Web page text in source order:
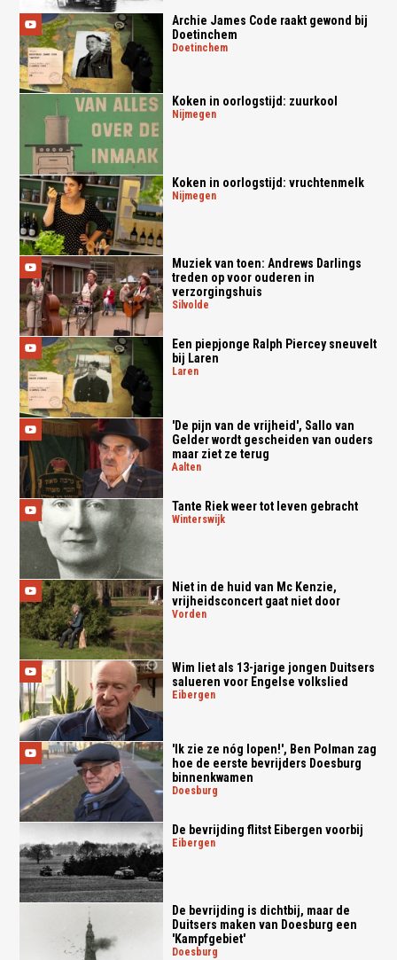
Archie James Code raakt gewond bij
Doetinchem
doetinchem
Koken in oorlogstijd: zuurkool
nijmegen
Koken in oorlogstijd: vruchtenmelk
nijmegen
Muziek van toen: Andrews Darlings
treden op voor ouderen in
verzorgingshuis
silvolde
Een piepjonge Ralph Piercey sneuvelt
bij Laren
laren
'De pijn van de vrijheid', Sallo van
Gelder wordt gescheiden van ouders
maar ziet ze terug
aalten
Tante Riek weer tot leven gebracht
winterswijk
Niet in de huid van Mc Kenzie,
vrijheidsconcert gaat niet door
vorden
Wim liet als 13-jarige jongen Duitsers
salueren voor Engelse volkslied
eibergen
'Ik zie ze nóg lopen!', Ben Polman zag
hoe de eerste bevrijders Doesburg
binnenkwamen
doesburg
De bevrijding flitst Eibergen voorbij
eibergen
De bevrijding is dichtbij, maar de
Duitsers maken van Doesburg een
'Kampfgebiet'
doesburg